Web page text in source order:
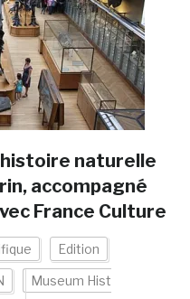
naturelle
accompagné
France Culture
Edition
Museum Hist